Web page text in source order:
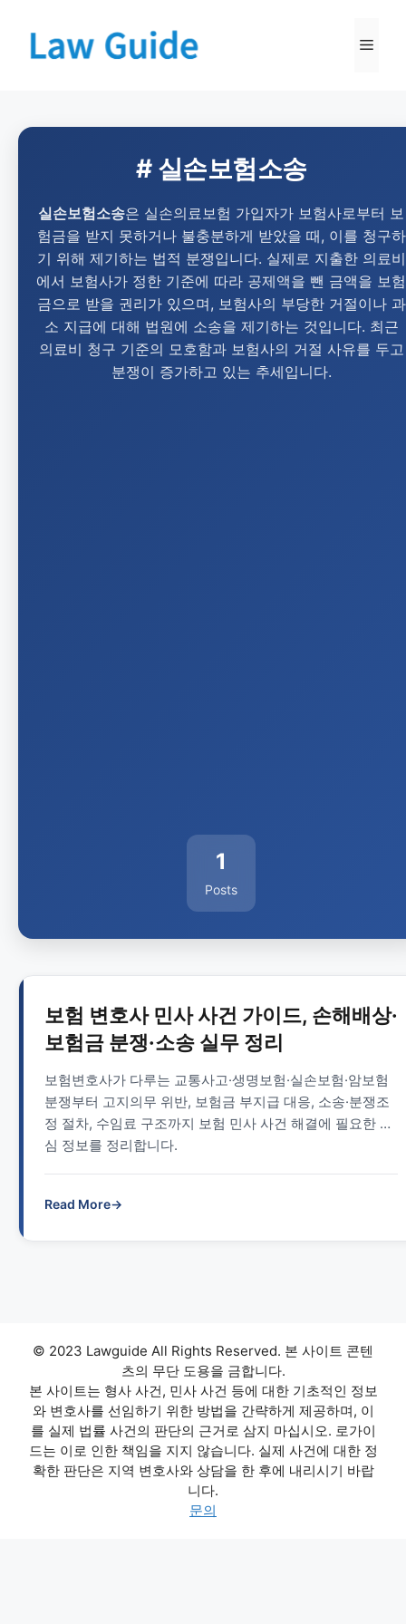
# 실손보험소송
실손보험소송은 실손의료보험 가입자가 보험사로부터 보
험금을 받지 못하거나 불충분하게 받았을 때, 이를 청구하
기 위해 제기하는 법적 분쟁입니다. 실제로 지출한 의료비
에서 보험사가 정한 기준에 따라 공제액을 뺀 금액을 보험
금으로 받을 권리가 있으며, 보험사의 부당한 거절이나 과
소 지급에 대해 법원에 소송을 제기하는 것입니다. 최근
의료비 청구 기준의 모호함과 보험사의 거절 사유를 두고
분쟁이 증가하고 있는 추세입니다.
1
Posts
보험 변호사 민사 사건 가이드, 손해배상·
보험금 분쟁·소송 실무 정리
보험변호사가 다루는 교통사고·생명보험·실손보험·암보험
분쟁부터 고지의무 위반, 보험금 부지급 대응, 소송·분쟁조
정 절차, 수임료 구조까지 보험 민사 사건 해결에 필요한 핵
심 정보를 정리합니다.
Read More→
© 2023 Lawguide All Rights Reserved. 본 사이트 콘텐
츠의 무단 도용을 금합니다.
본 사이트는 형사 사건, 민사 사건 등에 대한 기초적인 정보
와 변호사를 선임하기 위한 방법을 간략하게 제공하며, 이
를 실제 법률 사건의 판단의 근거로 삼지 마십시오. 로가이
드는 이로 인한 책임을 지지 않습니다. 실제 사건에 대한 정
확한 판단은 지역 변호사와 상담을 한 후에 내리시기 바랍
니다.
문의